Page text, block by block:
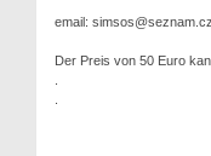
email: simsos@seznam.cz
Der Preis von 50 Euro